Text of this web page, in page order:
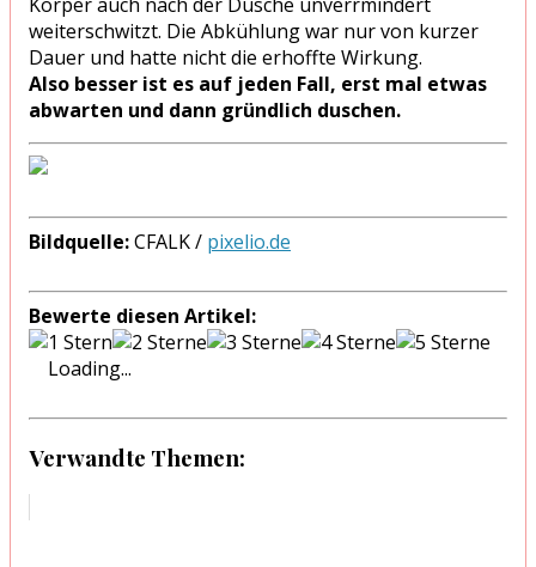
weiterschwitzt. Die Abkühlung war nur von kurzer
Dauer und hatte nicht die erhoffte Wirkung.
Also besser ist es auf jeden Fall, erst mal etwas
abwarten und dann gründlich duschen.
Bildquelle:CFALK / pixelio.de
Bewerte diesen Artikel:
Loading...
Verwandte Themen: